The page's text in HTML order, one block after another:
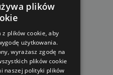
WYSYŁKA
690 zł z VAT
plików
plików cookie, aby
użytkowania.
wyrażasz zgodę na
plików cookie
naszej polityki plików